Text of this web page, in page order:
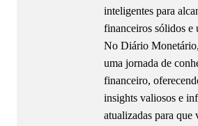
inteligentes para
financeiros sólidos e
No Diário
uma jornada de
financeiro,
insights valiosos e
atualizadas para que